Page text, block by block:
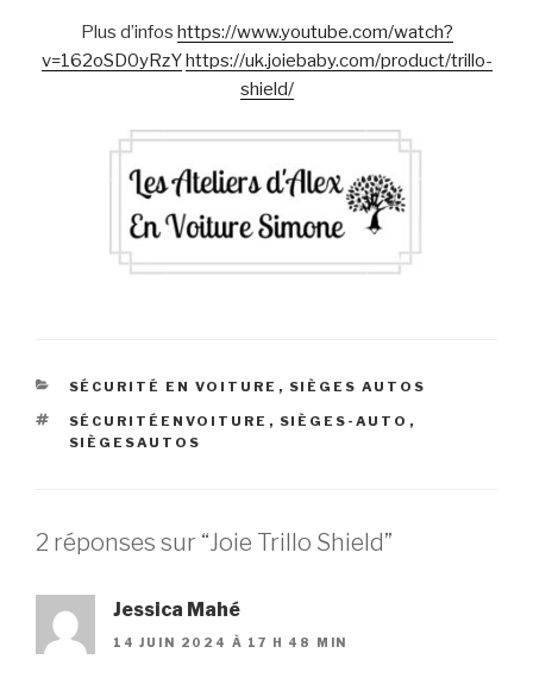
Plus d’infos https://www.youtube.com/watch?
v=162oSD0yRzYhttps://uk.joiebaby.com/product/trillo-
shield/
CATÉGORIES
SÉCURITÉ EN VOITURE , SIÈGES AUTOS
ÉTIQUETTES
SÉCURITÉENVOITURE , SIÈGES-AUTO ,
SIÈGESAUTOS
2 réponses sur “Joie Trillo Shield”
Jessica Mahé
14 JUIN 2024 À 17 H 48 MIN